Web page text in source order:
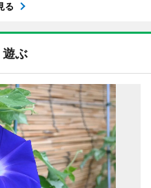
る
遊ぶ